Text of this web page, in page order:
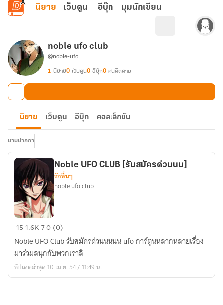
ข้ามไปยังเนื้อหาหลัก
นิยาย เว็บตูน อีบุ๊ก มุมนักเขียน
noble ufo club
@noble-ufo
1 นิยาย0 เว็บตูน0 อีบุ๊ก0 คนติดตาม
นิยาย เว็บตูน อีบุ๊ก คอลเล็กชัน
นามปากกา
Noble
CLUB
[รับ
สมัค
Noble UFO CLUB [รับสมัครด่วนนน]
รักอื่นๆ
noble ufo club
15 1.6K70 (0)
Noble UFO Club รับสมัครด่วนนนนน ufo การ์ตูนหลากหลายเรื่อง
มาร่วมสนุกกับพวกเราสิ
อัปเดตล่าสุด 10 เม.ย. 54 / 11:49 น.